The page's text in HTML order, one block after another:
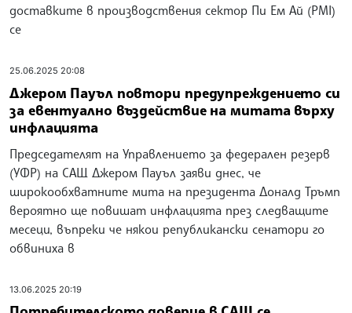
доставките в производствения сектор Пи Ем Ай (PMI)
се
25.06.2025 20:08
Джером Пауъл повтори предупреждението си
за евентуално въздействие на митата върху
инфлацията
Председателят на Управлението за федерален резерв
(УФР) на САЩ Джером Пауъл заяви днес, че
широкообхватните мита на президента Доналд Тръмп
вероятно ще повишат инфлацията през следващите
месеци, въпреки че някои републикански сенатори го
обвиниха в
13.06.2025 20:19